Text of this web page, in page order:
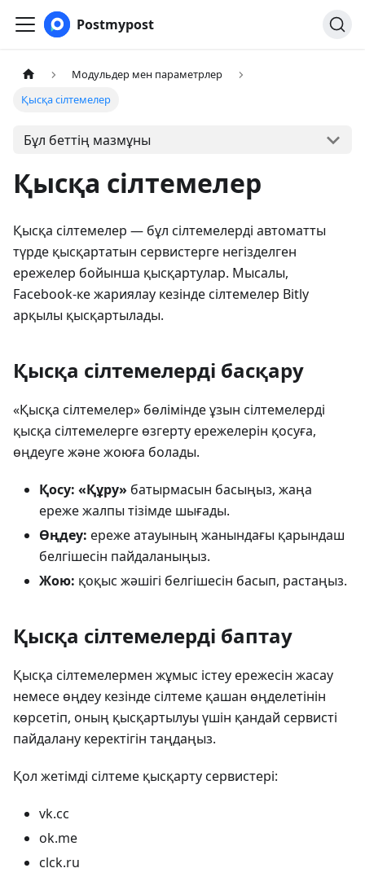
Postmypost
Модульдер мен параметрлер
Қысқа сілтемелер
Бұл беттің мазмұны
Қысқа сілтемелер
Қысқа сілтемелер — бұл сілтемелерді автоматты
түрде қысқартатын сервистерге негізделген
ережелер бойынша қысқартулар. Мысалы,
Facebook-ке жариялау кезінде сілтемелер Bitly
арқылы қысқартылады.
Қысқа сілтемелерді басқару
«Қысқа сілтемелер» бөлімінде ұзын сілтемелерді
қысқа сілтемелерге өзгерту ережелерін қосуға,
өңдеуге және жоюға болады.
Қосу: «Құру» батырмасын басыңыз, жаңа
ереже жалпы тізімде шығады.
Өңдеу: ереже атауының жанындағы қарындаш
белгішесін пайдаланыңыз.
Жою: қоқыс жәшігі белгішесін басып, растаңыз.
Қысқа сілтемелерді баптау
Қысқа сілтемелермен жұмыс істеу ережесін жасау
немесе өңдеу кезінде сілтеме қашан өңделетінін
көрсетіп, оның қысқартылуы үшін қандай сервисті
пайдалану керектігін таңдаңыз.
Қол жетімді сілтеме қысқарту сервистері:
vk.cc
ok.me
clck.ru